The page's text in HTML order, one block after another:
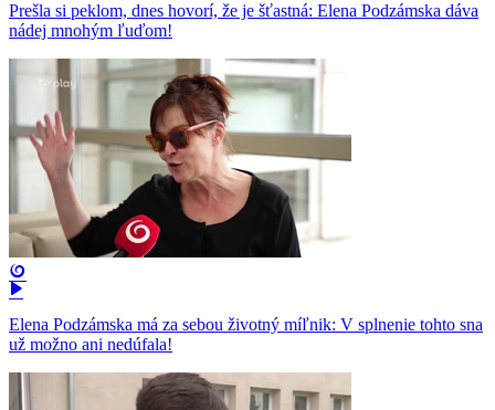
Prešla si peklom, dnes hovorí, že je šťastná: Elena Podzámska dáva
nádej mnohým ľuďom!
Elena Podzámska má za sebou životný míľnik: V splnenie tohto sna
už možno ani nedúfala!